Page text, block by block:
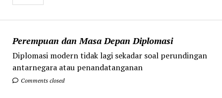
Perempuan dan Masa Depan Diplomasi
Diplomasi modern tidak lagi sekadar soal perundingan
antarnegara atau penandatanganan
Comments closed